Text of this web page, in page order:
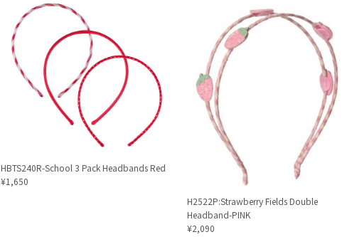
HBTS240R-School 3 Pack Headbands Red
¥1,650
H2522P:Strawberry Fields Double
Headband-PINK
¥2,090